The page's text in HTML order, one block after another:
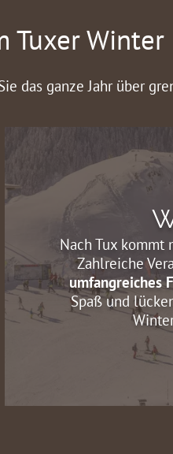
Tuxer Winter
das ganze Jahr über
Nach Tux kommt
Zahlreiche
umfangreiches
Spaß und